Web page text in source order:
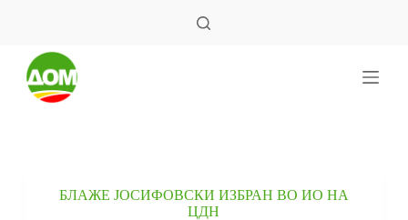
БЛАЖЕ ЈОСИФОВСКИ ИЗБРАН ВО ИО НА
ЦДН